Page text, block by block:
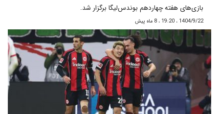
بازی‌های هفته چهاردهم بوندس‌لیگا برگزار شد.
1404/9/22 ، 19:20 ، 8 ماه پیش